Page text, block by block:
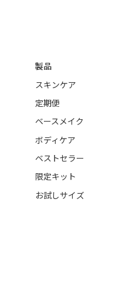
製品
スキンケア
定期便
ベースメイク
ボディケア
ベストセラー
限定キット
お試しサイズ